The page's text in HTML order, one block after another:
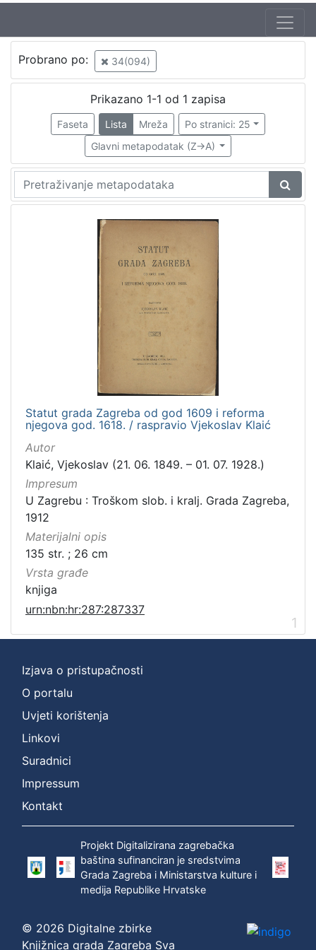
Probrano po: 34(094)
Prikazano 1-1 od 1 zapisa
Faseta Lista Mreža
Po stranici: 25
Glavni metapodatak (Z->A)
Statut grada Zagreba od god 1609 i reforma
njegova god. 1618. / raspravio Vjekoslav Klaić
Autor
Klaić, Vjekoslav (21. 06. 1849. – 01. 07. 1928.)
Impresum
U Zagrebu : Troškom slob. i kralj. Grada Zagreba,
1912
Materijalni opis
135 str. ; 26 cm
Vrsta građe
knjiga
urn:nbn:hr:287:287337
1
Izjava o pristupačnosti
O portalu
Uvjeti korištenja
Linkovi
Suradnici
Impressum
Kontakt
Projekt Digitalizirana zagrebačka
baština sufinanciran je sredstvima
Grada Zagreba i Ministarstva kulture i
medija Republike Hrvatske
© 2026 Digitalne zbirke
Knjižnica grada Zagreba Sva